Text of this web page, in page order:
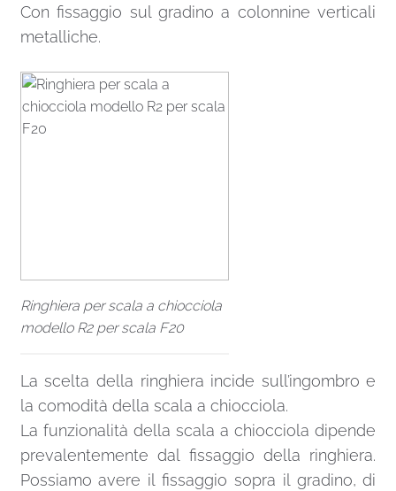
Con fissaggio sul gradino a colonnine verticali
metalliche.
Ringhiera per scala a chiocciola
modello R2 per scala F20
La scelta della ringhiera incide sull’ingombro e
la comodità della scala a chiocciola.
La funzionalità della scala a chiocciola dipende
prevalentemente dal fissaggio della ringhiera.
Possiamo avere il fissaggio sopra il gradino, di